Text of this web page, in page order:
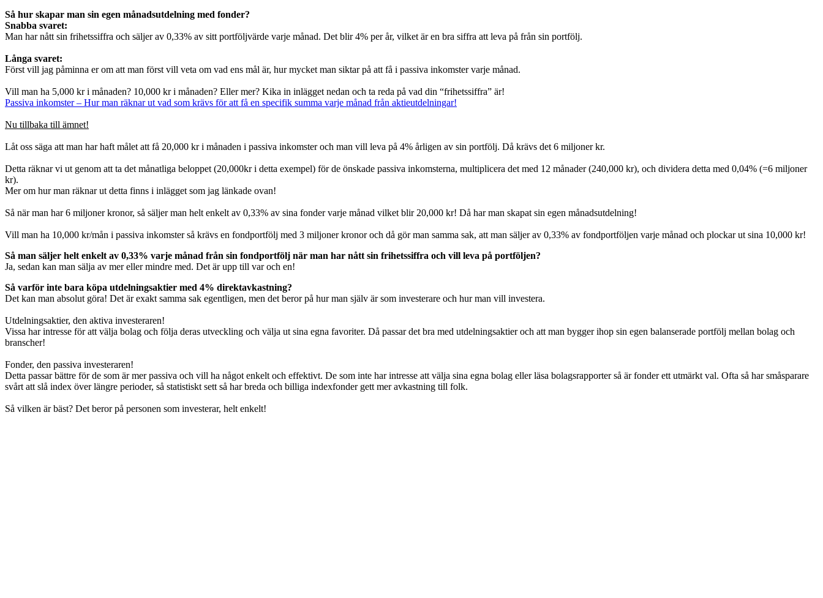
Så hur skapar man sin egen månadsutdelning med fonder?
Snabba svaret:
Man har nått sin frihetssiffra och säljer av 0,33% av sitt portföljvärde varje månad. Det blir 4% per år, vilket är en bra siffra att leva på från sin portfölj.
Långa svaret:
Först vill jag påminna er om att man först vill veta om vad ens mål är, hur mycket man siktar på att få i passiva inkomster varje månad.
Vill man ha 5,000 kr i månaden? 10,000 kr i månaden? Eller mer? Kika in inlägget nedan och ta reda på vad din “frihetssiffra” är!
Passiva inkomster – Hur man räknar ut vad som krävs för att få en specifik summa varje månad från aktieutdelningar!
Nu tillbaka till ämnet!
Låt oss säga att man har haft målet att få 20,000 kr i månaden i passiva inkomster och man vill leva på 4% årligen av sin portfölj. Då krävs det 6 miljoner kr.
Detta räknar vi ut genom att ta det månatliga beloppet (20,000kr i detta exempel) för de önskade passiva inkomsterna, multiplicera det med 12 månader (240,000 kr), och dividera detta med 0,04% (=6 miljoner
kr).
Mer om hur man räknar ut detta finns i inlägget som jag länkade ovan!
Så när man har 6 miljoner kronor, så säljer man helt enkelt av 0,33% av sina fonder varje månad vilket blir 20,000 kr! Då har man skapat sin egen månadsutdelning!
Vill man ha 10,000 kr/mån i passiva inkomster så krävs en fondportfölj med 3 miljoner kronor och då gör man samma sak, att man säljer av 0,33% av fondportföljen varje månad och plockar ut sina 10,000 kr!
Så man säljer helt enkelt av 0,33% varje månad från sin fondportfölj när man har nått sin frihetssiffra och vill leva på portföljen?
Ja, sedan kan man sälja av mer eller mindre med. Det är upp till var och en!
Så varför inte bara köpa utdelningsaktier med 4% direktavkastning?
Det kan man absolut göra! Det är exakt samma sak egentligen, men det beror på hur man själv är som investerare och hur man vill investera.
Utdelningsaktier, den aktiva investeraren!
Vissa har intresse för att välja bolag och följa deras utveckling och välja ut sina egna favoriter. Då passar det bra med utdelningsaktier och att man bygger ihop sin egen balanserade portfölj mellan bolag och
branscher!
Fonder, den passiva investeraren!
Detta passar bättre för de som är mer passiva och vill ha något enkelt och effektivt. De som inte har intresse att välja sina egna bolag eller läsa bolagsrapporter så är fonder ett utmärkt val. Ofta så har småsparare
svårt att slå index över längre perioder, så statistiskt sett så har breda och billiga indexfonder gett mer avkastning till folk.
Så vilken är bäst? Det beror på personen som investerar, helt enkelt!